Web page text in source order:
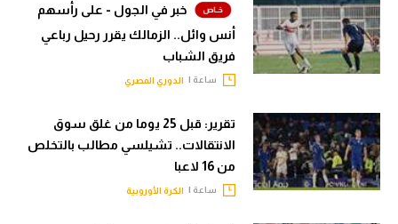
خبر في الجول - على رأسهم
أنس وائل.. الزمالك يقرر رحيل رباعي
فريق الشباب
ساعة | الدوري المصري
تقرير: قبل 25 يوما من غلق سوق
الانتقالات.. تشيلسي مطالب بالتخلص
من 16 لاعبا
ساعة | الكرة الأوروبية